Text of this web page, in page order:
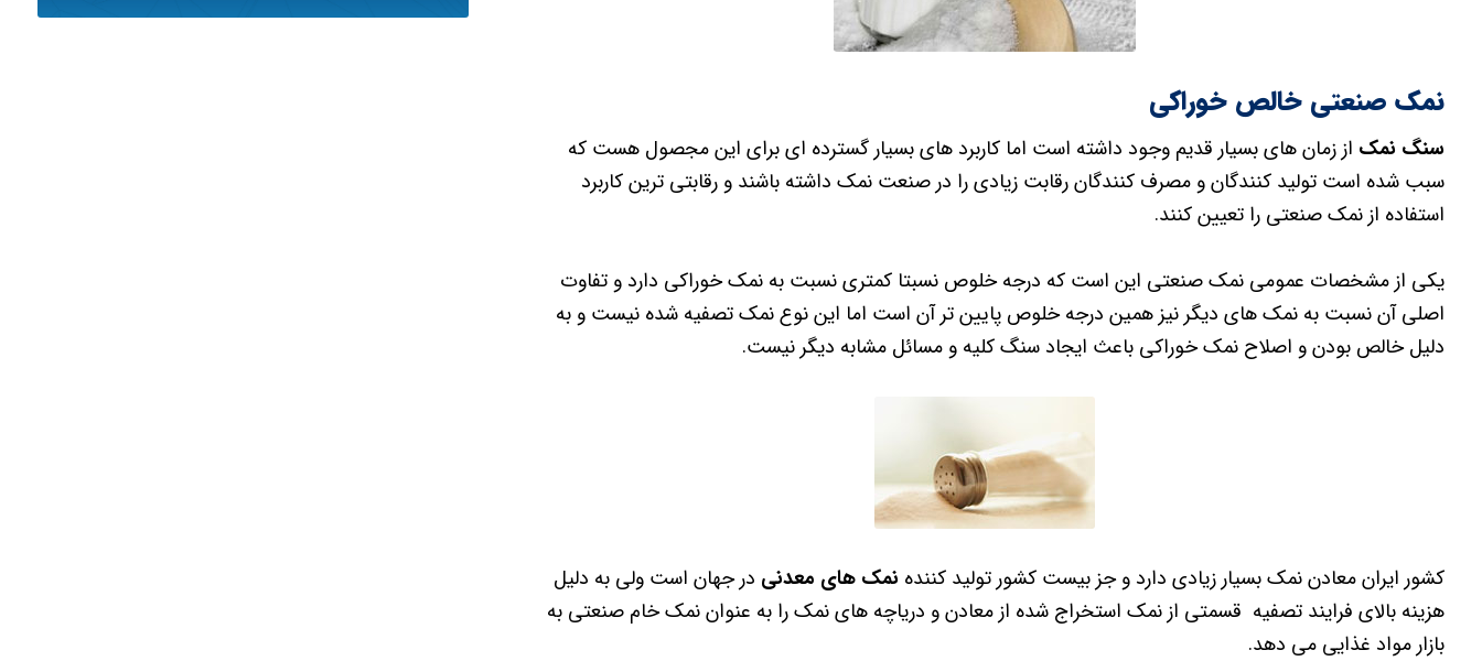
نمک صنعتی خالص خوراکی
سنگ نمک از زمان های بسیار قدیم وجود داشته است اما کاربرد های بسیار گسترده ای برای این مجصول هست که
سبب شده است تولید کنندگان و مصرف کنندگان رقابت زیادی را در صنعت نمک داشته باشند و رقابتی ترین کاربرد
استفاده از نمک صنعتی را تعیین کنند.
یکی از مشخصات عمومی نمک صنعتی این است که درجه خلوص نسبتا کمتری نسبت به نمک خوراکی دارد و تفاوت
اصلی آن نسبت به نمک های دیگر نیز همین درجه خلوص پایین تر آن است اما این نوع نمک تصفیه شده نیست و به
دلیل خالص بودن و اصلاح نمک خوراکی باعث ایجاد سنگ کلیه و مسائل مشابه دیگر نیست.
کشور ایران معادن نمک بسیار زیادی دارد و جز بیست کشور تولید کننده نمک های معدنی در جهان است ولی به دلیل
هزینه بالای فرایند تصفیه قسمتی از نمک استخراج شده از معادن و دریاچه های نمک را به عنوان نمک خام صنعتی به
بازار مواد غذایی می دهد.